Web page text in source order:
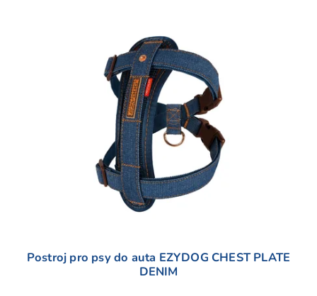
Postroj pro psy do auta EZYDOG CHEST PLATE
DENIM